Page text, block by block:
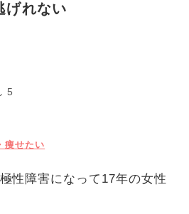
げれない
5
痩せたい
性障害になって17年の女性